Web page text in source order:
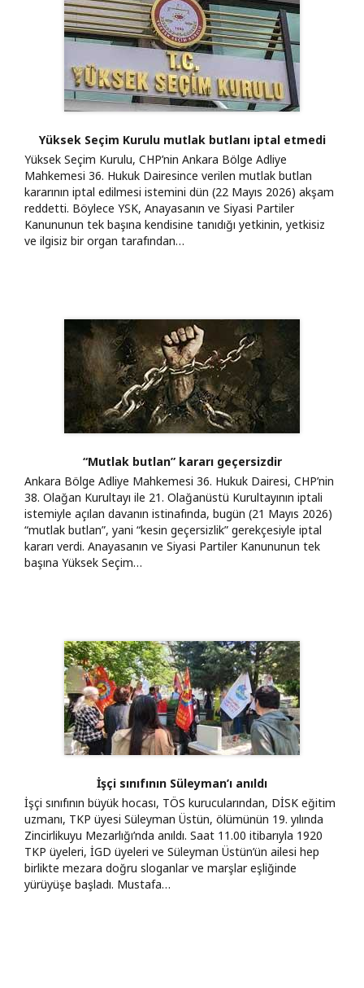
Yüksek Seçim Kurulu mutlak butlanı iptal etmedi
Yüksek Seçim Kurulu, CHP’nin Ankara Bölge Adliye
Mahkemesi 36. Hukuk Dairesince verilen mutlak butlan
kararının iptal edilmesi istemini dün (22 Mayıs 2026) akşam
reddetti. Böylece YSK, Anayasanın ve Siyasi Partiler
Kanununun tek başına kendisine tanıdığı yetkinin, yetkisiz
ve ilgisiz bir organ tarafından…
“Mutlak butlan” kararı geçersizdir
Ankara Bölge Adliye Mahkemesi 36. Hukuk Dairesi, CHP’nin
38. Olağan Kurultayı ile 21. Olağanüstü Kurultayının iptali
istemiyle açılan davanın istinafında, bugün (21 Mayıs 2026)
“mutlak butlan”, yani “kesin geçersizlik” gerekçesiyle iptal
kararı verdi. Anayasanın ve Siyasi Partiler Kanununun tek
başına Yüksek Seçim…
İşçi sınıfının Süleyman’ı anıldı
İşçi sınıfının büyük hocası, TÖS kurucularından, DİSK eğitim
uzmanı, TKP üyesi Süleyman Üstün, ölümünün 19. yılında
Zincirlikuyu Mezarlığı’nda anıldı. Saat 11.00 itibarıyla 1920
TKP üyeleri, İGD üyeleri ve Süleyman Üstün’ün ailesi hep
birlikte mezara doğru sloganlar ve marşlar eşliğinde
yürüyüşe başladı. Mustafa…